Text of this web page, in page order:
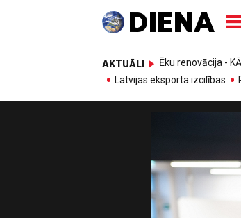
AKTUĀLI Ēku renovācija -
Latvijas eksporta izcilības